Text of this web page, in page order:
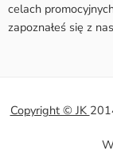
celach
zapoznałeś się z
Copyright © JK